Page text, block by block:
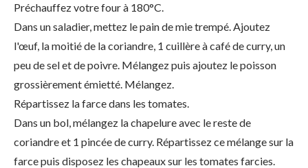
Préchauffez votre four à 180°C.
Dans un saladier, mettez le pain de mie trempé. Ajoutez
l'œuf, la moitié de la coriandre, 1 cuillère à café de curry, un
peu de sel et de poivre. Mélangez puis ajoutez le poisson
grossièrement émietté. Mélangez.
Répartissez la farce dans les tomates.
Dans un bol, mélangez la chapelure avec le reste de
coriandre et 1 pincée de curry. Répartissez ce mélange sur la
farce puis disposez les chapeaux sur les tomates farcies.